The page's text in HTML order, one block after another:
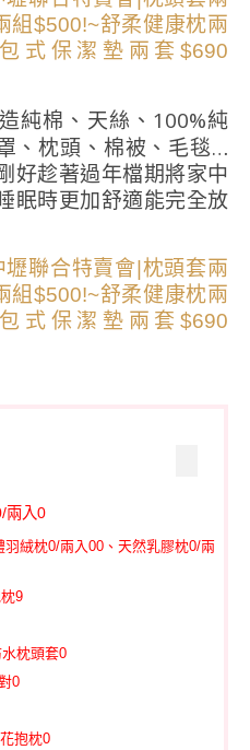
純棉、天絲、100%純
、枕頭、棉被、毛毯…
好趁著過年檔期將家中
眠時更加舒適能完全放
兩入0
絨枕0/兩入00、天然乳膠枕0/兩
9
枕頭套0
0
抱枕0